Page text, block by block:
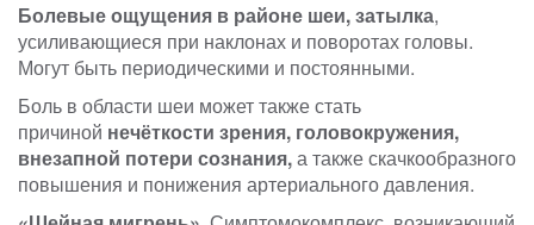
Болевые ощущения в районе шеи, затылка,
усиливающиеся при наклонах и поворотах головы.
Могут быть периодическими и постоянными.
Боль в области шеи может также стать
причиной нечёткости зрения, головокружения,
внезапной потери сознания,а также скачкообразного
повышения и понижения артериального давления.